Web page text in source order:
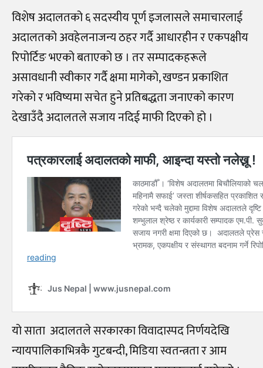
विशेष अदालतको ६ सदस्यीय पूर्ण इजलासले समाचारलाई
अदालतको अवहेलनाजन्य ठहर गर्दै आधारहीन र एकपक्षीय
रिपोर्टिङ भएको बताएको छ । तर सम्पादकहरूले
असावधानी स्वीकार गर्दै क्षमा मागेको, खण्डन प्रकाशित
गरेको र भविष्यमा सचेत हुने प्रतिबद्धता जनाएको कारण
देखाउँदै अदालतले सजाय नदिई माफी दिएको हो ।
यो साता अदालतले सरकारका विवादास्पद निर्णयदेखि
न्यायपालिकाभित्रकै गुटबन्दी, मिडिया स्वतन्त्रता र आम